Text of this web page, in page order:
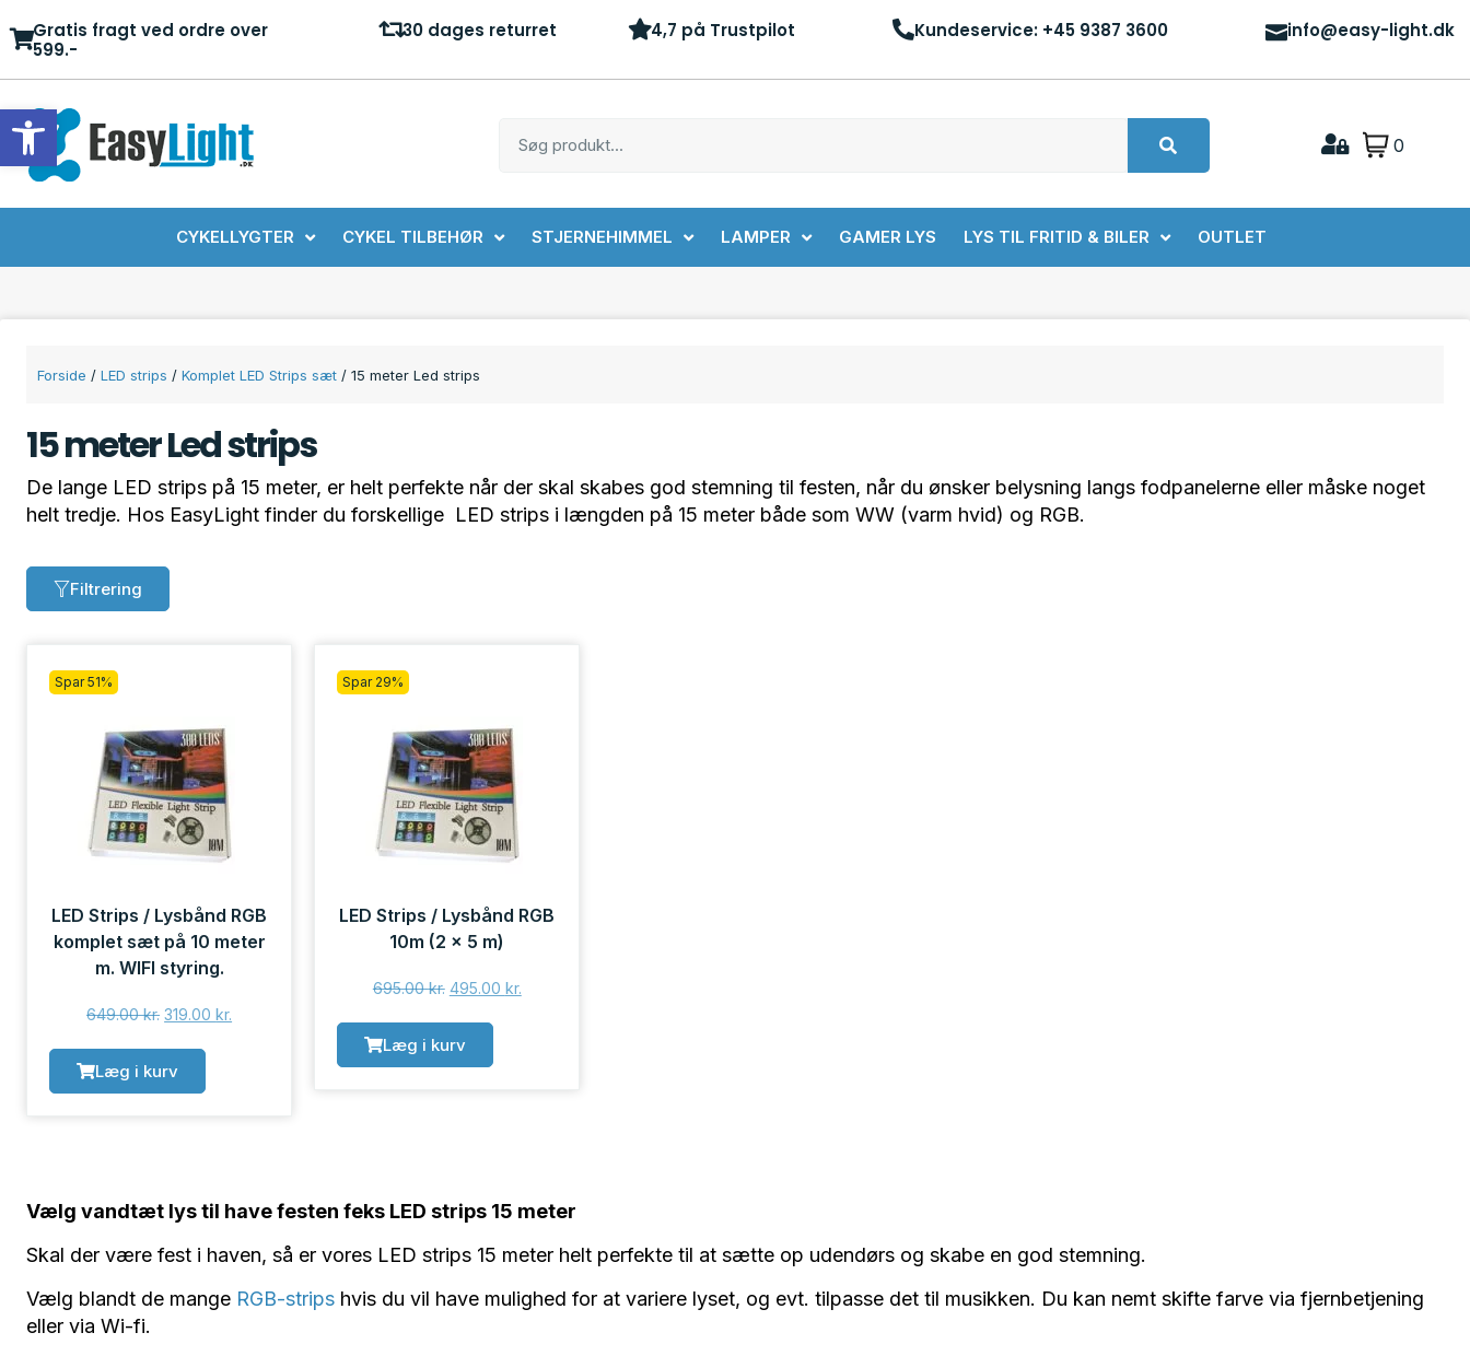
Open toolbar
Gratis fragt ved ordre over
599.-
30 dages returret 4,7 på Trustpilot Kundeservice: +45 9387 3600 info@easy-light.dk
0
CYKELLYGTER CYKEL TILBEHØR STJERNEHIMMEL LAMPER GAMER LYS LYS TIL FRITID & BILER OUTLET
Forside / LED strips / Komplet LED Strips sæt / 15 meter Led strips
15 meter Led strips
De lange LED strips på 15 meter, er helt perfekte når der skal skabes god stemning til festen, når du ønsker belysning langs fodpanelerne eller måske noget
helt tredje. Hos EasyLight finder du forskellige LED strips i længden på 15 meter både som WW (varm hvid) og RGB.
Filtrering
Spar 51%
LED Strips / Lysbånd RGB
komplet sæt på 10 meter
m. WIFI styring.
649.00kr. 319.00kr.
Læg i kurv
Spar 29%
LED Strips / Lysbånd RGB
10m (2 x 5 m)
695.00kr. 495.00 kr.
Læg i kurv
Vælg vandtæt lys til have festen feks LED strips 15 meter
Skal der være fest i haven, så er vores LED strips 15 meter helt perfekte til at sætte op udendørs og skabe en god stemning.
Vælg blandt de mange RGB-strips hvis du vil have mulighed for at variere lyset, og evt. tilpasse det til musikken. Du kan nemt skifte farve via fjernbetjening
eller via Wi-fi.